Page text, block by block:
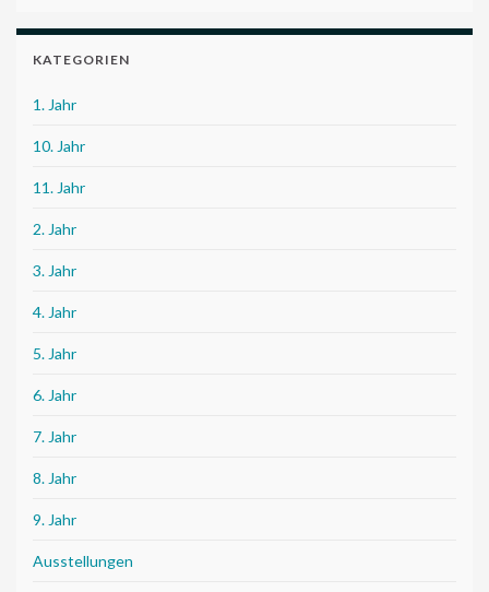
KATEGORIEN
1. Jahr
10. Jahr
11. Jahr
2. Jahr
3. Jahr
4. Jahr
5. Jahr
6. Jahr
7. Jahr
8. Jahr
9. Jahr
Ausstellungen